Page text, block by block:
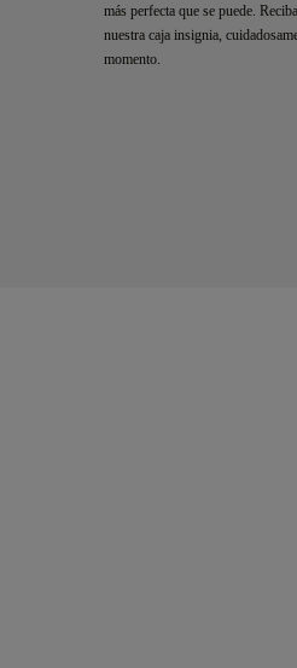
más perfecta que se puede.
nuestra caja insignia,
momento.